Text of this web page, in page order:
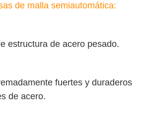
de malla semiautomática:
estructura de acero pesado.
fuertes y duraderos
de acero.